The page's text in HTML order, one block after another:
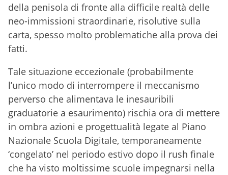
della penisola di fronte alla difficile realtà delle
neo-immissioni straordinarie, risolutive sulla
carta, spesso molto problematiche alla prova dei
fatti.
Tale situazione eccezionale (probabilmente
l’unico modo di interrompere il meccanismo
perverso che alimentava le inesauribili
graduatorie a esaurimento) rischia ora di mettere
in ombra azioni e progettualità legate al Piano
Nazionale Scuola Digitale, temporaneamente
‘congelato’ nel periodo estivo dopo il rush finale
che ha visto moltissime scuole impegnarsi nella